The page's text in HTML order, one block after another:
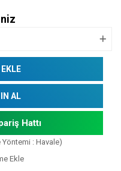
AL
Hattı
: Havale)